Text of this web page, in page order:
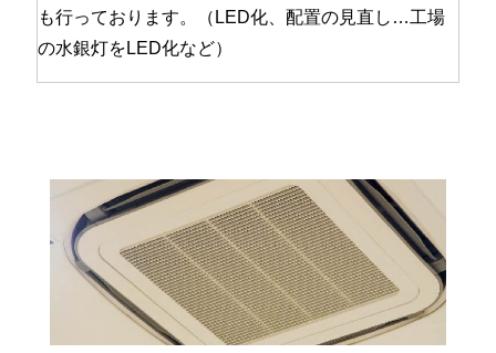
も行っております。（LED化、配置の見直し…工場
の水銀灯をLED化など）